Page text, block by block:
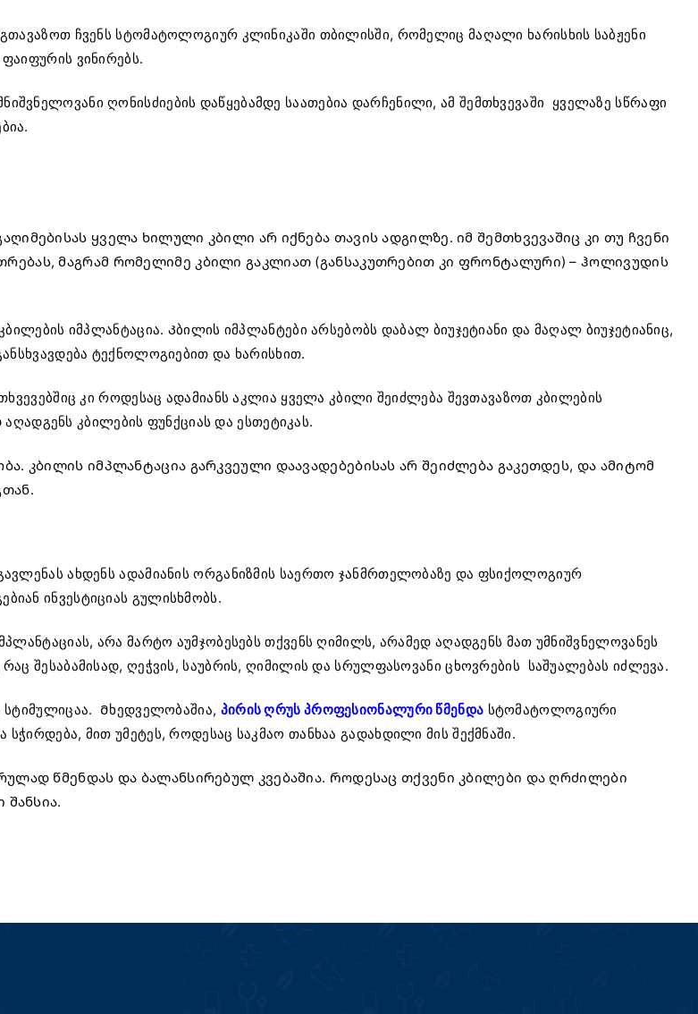
ჩვენს სტომატოლოგიურ კლინიკაში თბილისში, რომელიც მაღალი ხარისხის საბჟენი
ვინირებს.
ღონისძიების დაწყებამდე საათებია დარჩენილი, ამ შემთხვევაში ყველაზე სწრაფი
ყველა ხილული კბილი არ იქნება თავის ადგილზე. იმ შემთხვევაშიც კი თუ ჩვენი
მაგრამ რომელიმე კბილი გაკლიათ (განსაკუთრებით კი ფრონტალური) – ჰოლივუდის
იმპლანტაცია. Კბილის იმპლანტები არსებობს დაბალ ბიუჯეტიანი და მაღალ ბიუჯეტიანიც,
ტექნოლოგიებით და ხარისხით.
კი როდესაც ადამიანს აკლია ყველა კბილი შეიძლება შევთავაზოთ კბილების
კბილების ფუნქციას და ესთეტიკას.
კბილის იმპლანტაცია გარკვეული დაავადებებისას არ შეიძლება გაკეთდეს, და ამიტომ
ახდენს ადამიანის ორგანიზმის საერთო ჯანმრთელობაზე და ფსიქოლოგიურ
ინვესტიციას გულისხმობს.
არა მარტო აუმჯობესებს თქვენს ღიმილს, არამედ აღადგენს მათ უმნიშვნელოვანეს
შესაბამისად, ღეჭვის, საუბრის, ღიმილის და სრულფასოვანი ცხოვრების საშუალებას იძლევა.
სტიმულიცაა. Მხედველობაშია, პირის ღრუს პროფესიონალური წმენდა სტომატოლოგიური
მით უმეტეს, როდესაც საკმაო თანხაა გადახდილი მის შექმნაში.
წმენდას და ბალანსირებულ კვებაშია. Როდესაც თქვენი კბილები და ღრძილები
შანსია.